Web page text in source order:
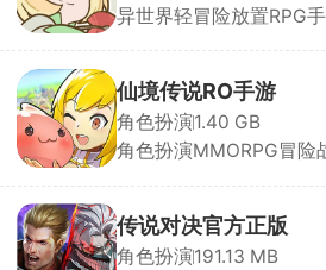
异世界轻冒险放置RPG
仙境传说RO手游
角色扮演1.40 GB
角色扮演MMORPG冒险
传说对决官方正版
角色扮演191.13 MB